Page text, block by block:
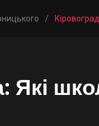
/
Які